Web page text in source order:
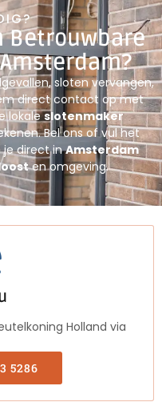
Betrouwbare
sloten vervangen,
direct contact op met
lokaleslotenmaker
Bel ons of vul het
je direct inAmsterdam
en omgeving.
Holland via
5286